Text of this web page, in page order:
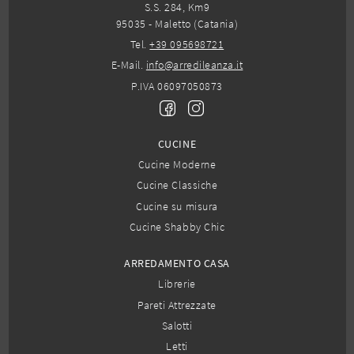
S.S. 284, Km9
95035 - Maletto (Catania)
Tel.+39 095698721
E-Mail. info@arredileanza.it
P.IVA 06097050873
CUCINE
Cucine Moderne
Cucine Classiche
Cucine su misura
Cucine Shabby Chic
ARREDAMENTO CASA
Librerie
Pareti Attrezzate
Salotti
Letti